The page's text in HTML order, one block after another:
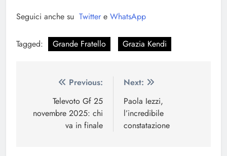
Seguici anche su Twitter e WhatsApp
Tagged: Grande Fratello Grazia Kendi
Navigazione
articoli
Previous:
Televoto Gf 25
novembre 2025: chi
va in finale
Next:
Paola Iezzi,
l’incredibile
constatazione